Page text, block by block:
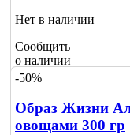
Нет в наличии
Сообщить
о наличии
-50%
Образ Жизни
овощами 300 гр